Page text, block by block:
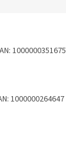
1000000351675
1000000264647